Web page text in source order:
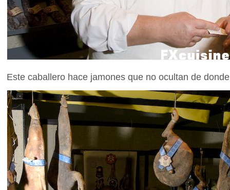
Este caballero hace jamones que no ocultan de